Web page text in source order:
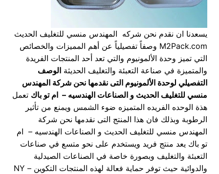
يسعدنا ان نقدم نحن شركه المهندس منسي للتغليف الحديث
M2Pack.com وصفاً تفصيلياً عن أهم المميزات والخصائص
التي تميز وحدة الألمونيوم والتي تعد أحد المنتجات الفريدة
والمتميزة في صناعة التعبئة والتغليف الحديثة الوصف
التفصيلي لوحدة الألمونيوم التى نقدمها نحن شركة المهندس
منسي للتغليف الحديث و الصناعات الهندسيه – ام تو باك تعمل
هذة الوحده الفريده المتميزه ضوء الشمس ويمنع من تأثير
الرطوبة وبذلك فان هذا المنتج التى نقدمها نحن شركة
المهندس منسي للتغليف الحديث و الصناعات الهندسيه – ام
تو باك يعد منتج فريد ويستخدم على نحو متسع في صناعات
التعبئة والتغليف وبصورة خاصة في الصناعات الصيدلية
والدوائية حيث توفر حماية فعالة لهذه المنتجات التكوين – NY